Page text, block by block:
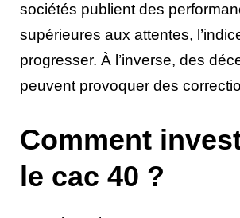
sociétés publient des
supérieures aux attentes,
progresser. À l’inverse, des
peuvent provoquer des
Comment
le cac 40 ?